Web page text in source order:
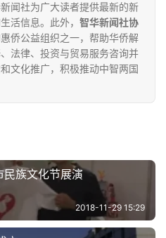
闻社为广大读者提供最新的新
活信息。此外， 智华新闻社协
侨公益组织之一，帮助华侨解
法律、投资与贸易服务咨询并
文化推广，积极推动中智两国
族文化节展演
2018-11-29 15:29